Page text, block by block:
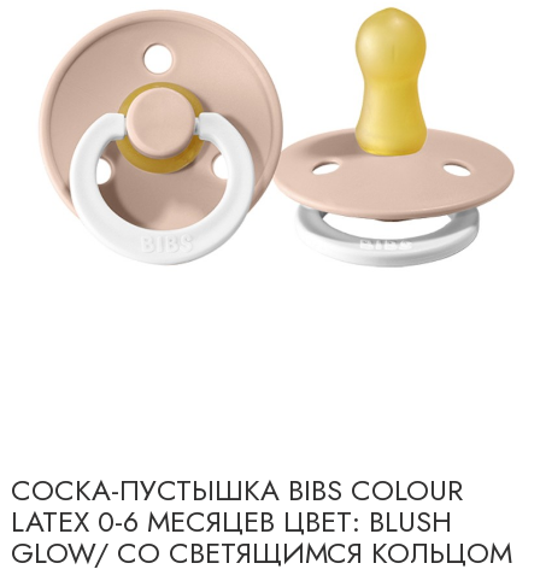
CОСКА-ПУСТЫШКА BIBS COLOUR
LATEX 0-6 МЕСЯЦЕВ ЦВЕТ: BLUSH
GLOW/ СО СВЕТЯЩИМСЯ КОЛЬЦОМ